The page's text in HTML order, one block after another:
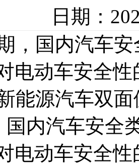
日期：
，国内汽车安
电动车安全
能源汽车双面
内汽车安全类
电动车安全